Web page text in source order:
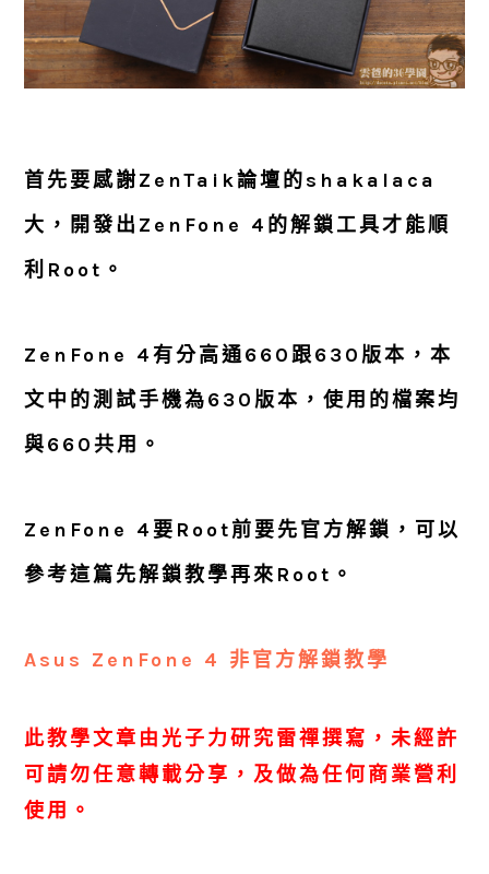
首先要感謝ZenTaik論壇的shakalaca
大，開發出ZenFone 4的解鎖工具才能順
利Root。
ZenFone 4有分高通660跟630版本，本
文中的測試手機為630版本，使用的檔案均
與660共用。
ZenFone 4要Root前要先官方解鎖，可以
參考這篇先解鎖教學再來Root。
Asus ZenFone 4 非官方解鎖教學
此教學文章由光子力研究雷禪撰寫，未經許
可請勿任意轉載分享，及做為任何商業營利
使用。